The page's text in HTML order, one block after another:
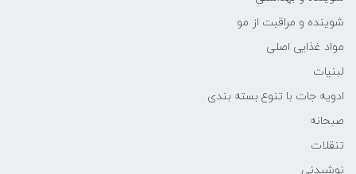
شوینده و مراقبت از مو
مواد غذایی اصلی
لبنیات
ادویه جات با تنوع بسته بندی
صبحانه
تنقلات
نوشیدنی